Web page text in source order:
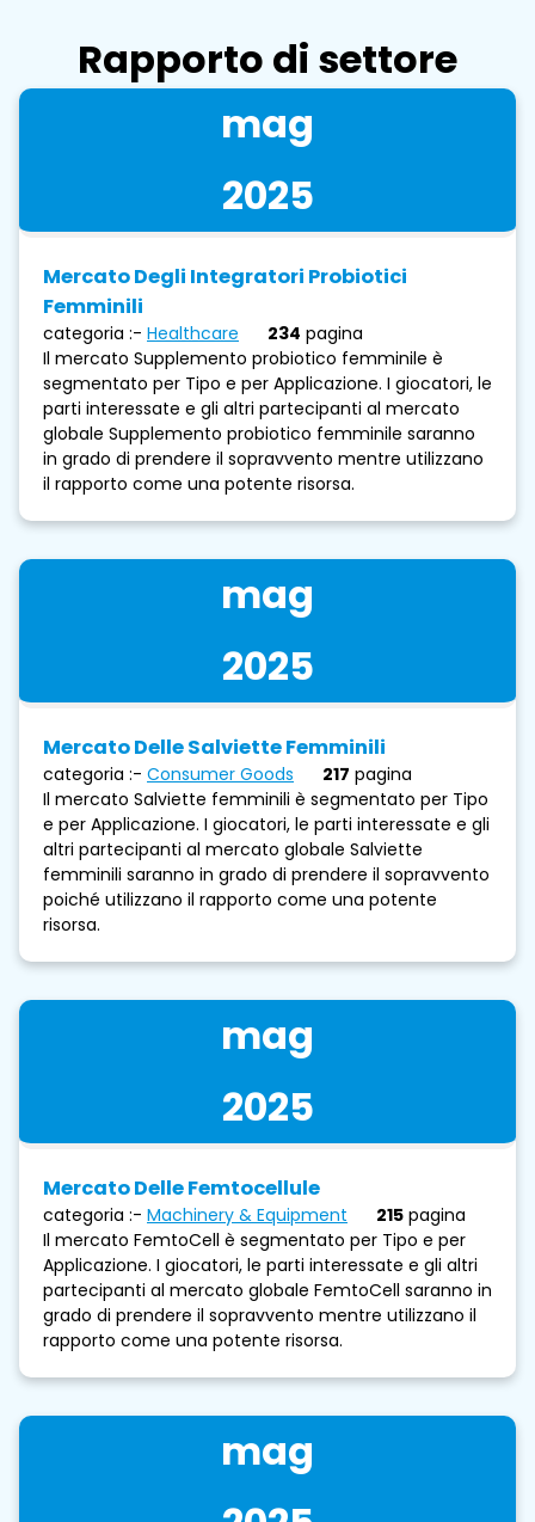
Rapporto di settore
mag
2025
Mercato Degli Integratori Probiotici
Femminili
categoria :- Healthcare 234 pagina
Il mercato Supplemento probiotico femminile è
segmentato per Tipo e per Applicazione. I giocatori, le
parti interessate e gli altri partecipanti al mercato
globale Supplemento probiotico femminile saranno
in grado di prendere il sopravvento mentre utilizzano
il rapporto come una potente risorsa.
mag
2025
Mercato Delle Salviette Femminili
categoria :- Consumer Goods 217 pagina
Il mercato Salviette femminili è segmentato per Tipo
e per Applicazione. I giocatori, le parti interessate e gli
altri partecipanti al mercato globale Salviette
femminili saranno in grado di prendere il sopravvento
poiché utilizzano il rapporto come una potente
risorsa.
mag
2025
Mercato Delle Femtocellule
categoria :- Machinery & Equipment 215 pagina
Il mercato FemtoCell è segmentato per Tipo e per
Applicazione. I giocatori, le parti interessate e gli altri
partecipanti al mercato globale FemtoCell saranno in
grado di prendere il sopravvento mentre utilizzano il
rapporto come una potente risorsa.
mag